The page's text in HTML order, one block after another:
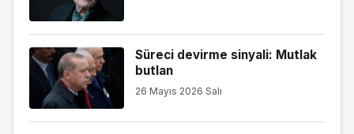
Süreci devirme sinyali: Mutlak
butlan
26 Mayıs 2026 Salı